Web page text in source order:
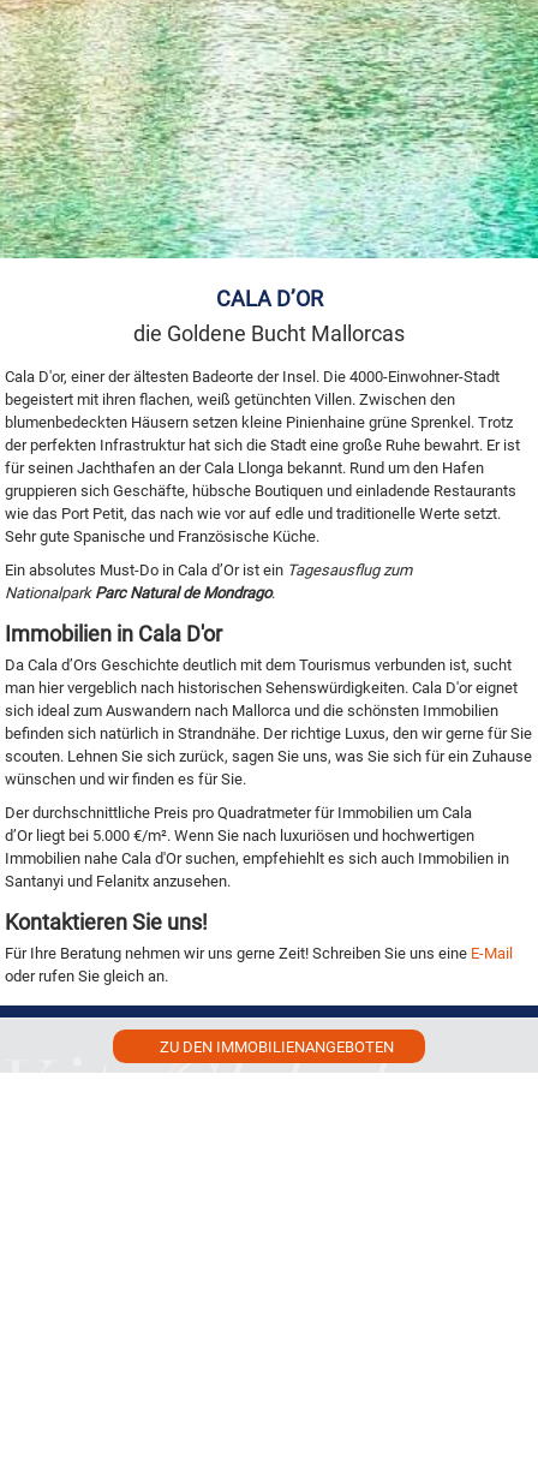
CALA D’OR
die Goldene Bucht Mallorcas
Cala D'or, einer der ältesten Badeorte der Insel. Die 4000-Einwohner-Stadt
begeistert mit ihren flachen, weiß getünchten Villen. Zwischen den
blumenbedeckten Häusern setzen kleine Pinienhaine grüne Sprenkel. Trotz
der perfekten Infrastruktur hat sich die Stadt eine große Ruhe bewahrt. Er ist
für seinen Jachthafen an der Cala Llonga bekannt. Rund um den Hafen
gruppieren sich Geschäfte, hübsche Boutiquen und einladende Restaurants
wie das Port Petit, das nach wie vor auf edle und traditionelle Werte setzt.
Sehr gute Spanische und Französische Küche.
Ein absolutes Must-Do in Cala d’Or ist ein Tagesausflug zum
Nationalpark Parc Natural de Mondrago.
Immobilien in Cala D'or
Da Cala d’Ors Geschichte deutlich mit dem Tourismus verbunden ist, sucht
man hier vergeblich nach historischen Sehenswürdigkeiten. Cala D'or eignet
sich ideal zum Auswandern nach Mallorca und die schönsten Immobilien
befinden sich natürlich in Strandnähe. Der richtige Luxus, den wir gerne für Sie
scouten. Lehnen Sie sich zurück, sagen Sie uns, was Sie sich für ein Zuhause
wünschen und wir finden es für Sie.
Der durchschnittliche Preis pro Quadratmeter für Immobilien um Cala
d’Or liegt bei 5.000 €/m². Wenn Sie nach luxuriösen und hochwertigen
Immobilien nahe Cala d'Or suchen, empfehiehlt es sich auch Immobilien in
Santanyi und Felanitx anzusehen.
Kontaktieren Sie uns!
Für Ihre Beratung nehmen wir uns gerne Zeit! Schreiben Sie uns eine E-Mail
oder rufen Sie gleich an.
ZU DEN IMMOBILIENANGEBOTEN